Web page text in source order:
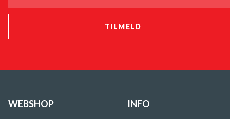
WEBSHOP INFO